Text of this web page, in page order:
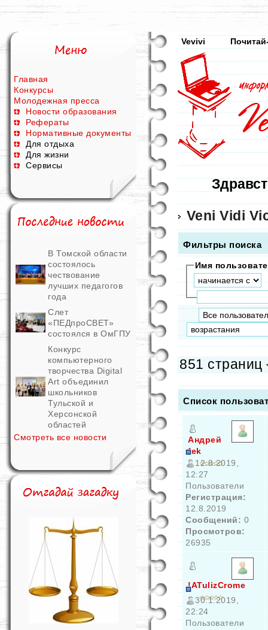
Главная
Конкурсы
Молодежная пресса
Новости образования
Рефераты
Нормативные документы
Для отдыха
Для жизни
Сервисы
В Томской области
состоялось
чествование
лучших педагогов
года
Слет
«ПЕДпроСВЕТ»
состоялся в ОмГПУ
Конкурс
компьютерного
творчества Digital
Art объединил
школьников
Тульской и
Херсонской
областей
Смотреть все новости
Vevivi
Veni Vidi
Фильтры поиска
Имя
851 страниц
Список
Андрей
fek
12.8.2019,
12:27
Пользователи
Регистрация:
12.8.2019
Сообщений: 0
Просмотров:
26935
!ATulizCrome
30.1.2019,
22:24
Пользователи